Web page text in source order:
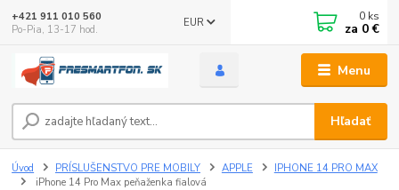
Menu
EUR
Hľadať
+421 911 010 560
Po-Pia, 13-17 hod.
0 ks
za 0 €
Úvod PRÍSLUŠENSTVO PRE MOBILY APPLE
IPHONE 14 PRO MAX
iPhone 14 Pro Max peňaženka fialová